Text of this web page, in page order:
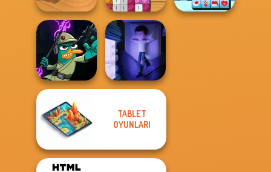
City Driver:
Destroy Car
Beaver Weaver
Agent P Rebel
Spy
TABLET
OYUNLARI